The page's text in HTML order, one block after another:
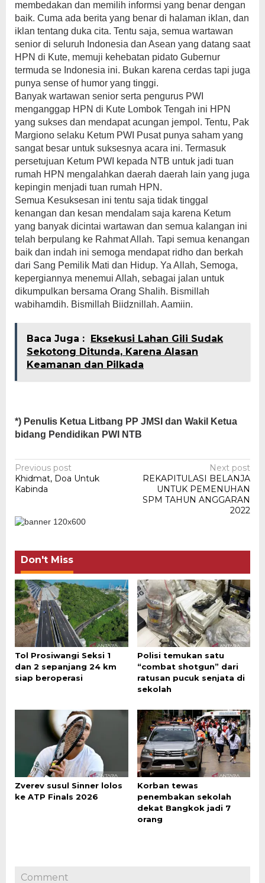
membedakan dan memilih informsi yang benar dengan
baik. Cuma ada berita yang benar di halaman iklan, dan
iklan tentang duka cita. Tentu saja, semua wartawan
senior di seluruh Indonesia dan Asean yang datang saat
HPN di Kute, memuji kehebatan pidato Gubernur
termuda se Indonesia ini. Bukan karena cerdas tapi juga
punya sense of humor yang tinggi.
Banyak wartawan senior serta pengurus PWI
menganggap HPN di Kute Lombok Tengah ini HPN
yang sukses dan mendapat acungan jempol. Tentu, Pak
Margiono selaku Ketum PWI Pusat punya saham yang
sangat besar untuk suksesnya acara ini. Termasuk
persetujuan Ketum PWI kepada NTB untuk jadi tuan
rumah HPN mengalahkan daerah daerah lain yang juga
kepingin menjadi tuan rumah HPN.
Semua Kesuksesan ini tentu saja tidak tinggal
kenangan dan kesan mendalam saja karena Ketum
yang banyak dicintai wartawan dan semua kalangan ini
telah berpulang ke Rahmat Allah. Tapi semua kenangan
baik dan indah ini semoga mendapat ridho dan berkah
dari Sang Pemilik Mati dan Hidup. Ya Allah, Semoga,
kepergiannya menemui Allah, sebagai jalan untuk
dikumpulkan bersama Orang Shalih. Bismillah
wabihamdih. Bismillah Biidznillah. Aamiin.
Baca Juga : Eksekusi Lahan Gili Sudak
Sekotong Ditunda, Karena Alasan
Keamanan dan Pilkada
*) Penulis Ketua Litbang PP JMSI dan Wakil Ketua
bidang Pendidikan PWI NTB
Post
navigation
Previous post
Khidmat, Doa Untuk
Kabinda
Next post
REKAPITULASI BELANJA
UNTUK PEMENUHAN
SPM TAHUN ANGGARAN
2022
Don't Miss
Tol Prosiwangi Seksi 1
dan 2 sepanjang 24 km
siap beroperasi
Polisi temukan satu
“combat shotgun” dari
ratusan pucuk senjata di
sekolah
Zverev susul Sinner lolos
ke ATP Finals 2026
Korban tewas
penembakan sekolah
dekat Bangkok jadi 7
orang
Comment